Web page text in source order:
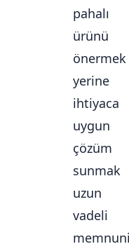
pahalı
ürünü
önermek
yerine
ihtiyaca
uygun
çözüm
sunmak
uzun
vadeli